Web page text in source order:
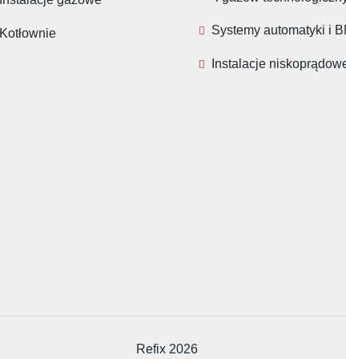
Kotłownie Systemy automatyki i
Instalacje
Refix 2026